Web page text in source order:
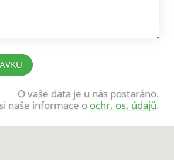
O vaše data je u nás postaráno.
naše informace o ochr. os. údajů.